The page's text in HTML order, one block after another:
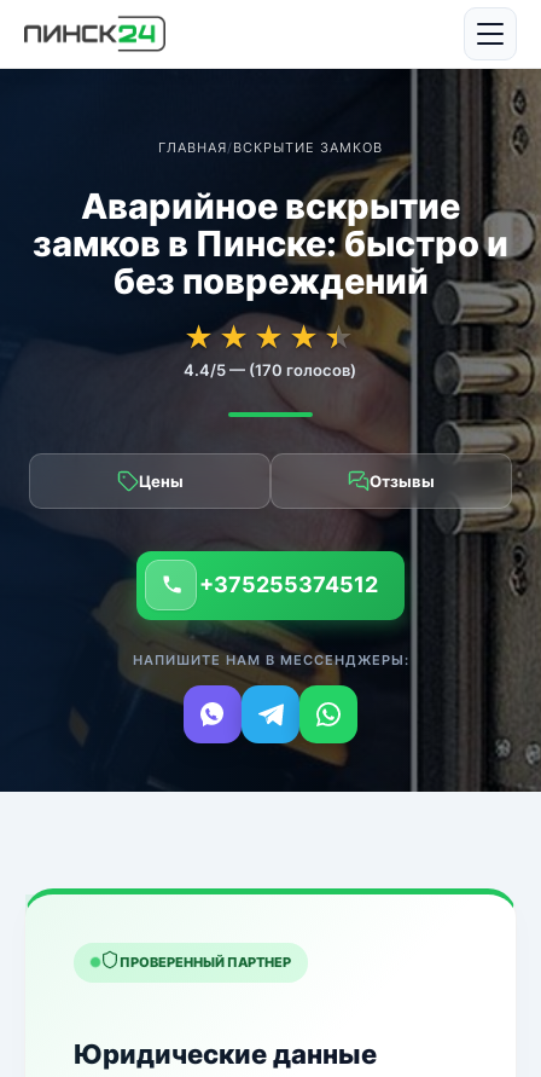
ГЛАВНАЯ/ВСКРЫТИЕ ЗАМКОВ
Аварийное вскрытие
замков в Пинске: быстро и
без повреждений
★★★★★
★★★★★
★★ ★ ★★
4.4/5 — (170 голосов)
Цены Отзывы
+375255374512
НАПИШИТЕ НАМ В МЕССЕНДЖЕРЫ:
ПРОВЕРЕННЫЙ ПАРТНЕР
Юридические данные